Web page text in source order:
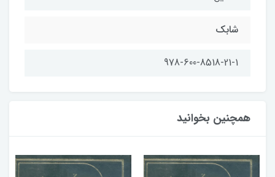
شابك
978-600-8518-21-1
همچنین بخوانید